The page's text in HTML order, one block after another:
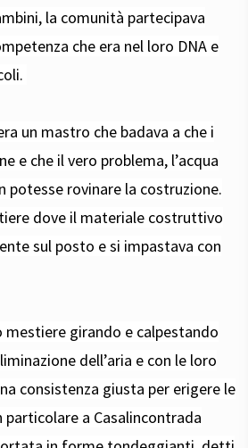
la comunità partecipava
che era nel loro DNA e
un mastro che badava a che i
e che il vero problema, l’acqua
potesse rovinare la costruzione.
dove il materiale costruttivo
sul posto e si impastava con
mestiere girando e calpestando
dell’aria e con le loro
consistenza giusta per erigere le
particolare a Casalincontrada